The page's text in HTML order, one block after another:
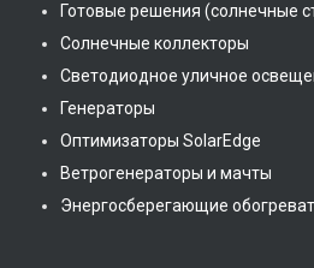
Готовые решения (солнечные
Солнечные коллекторы
Светодиодное уличное
Генераторы
Оптимизаторы SolarEdge
Ветрогенераторы и мачты
Энергосберегающие